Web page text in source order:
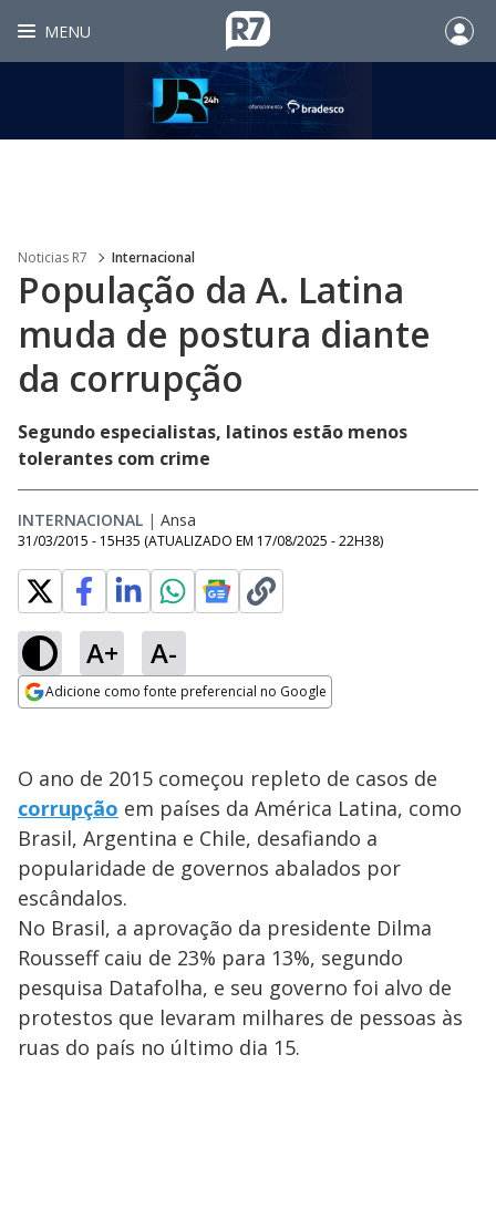
MENU
Noticias R7 Internacional
População da A. Latina
muda de postura diante
da corrupção
Segundo especialistas, latinos estão menos
tolerantes com crime
INTERNACIONAL | Ansa
31/03/2015 - 15H35 (ATUALIZADO EM 17/08/2025 - 22H38)
A+ A-
Adicione como fonte preferencial no Google
O ano de 2015 começou repleto de casos de
corrupção em países da América Latina, como
Brasil, Argentina e Chile, desafiando a
popularidade de governos abalados por
escândalos.
No Brasil, a aprovação da presidente Dilma
Rousseff caiu de 23% para 13%, segundo
pesquisa Datafolha, e seu governo foi alvo de
protestos que levaram milhares de pessoas às
ruas do país no último dia 15.